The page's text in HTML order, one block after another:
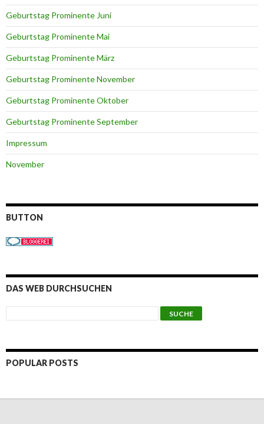
Geburtstag Prominente Juni
Geburtstag Prominente Mai
Geburtstag Prominente März
Geburtstag Prominente November
Geburtstag Prominente Oktober
Geburtstag Prominente September
Impressum
November
BUTTON
DAS WEB DURCHSUCHEN
POPULAR POSTS